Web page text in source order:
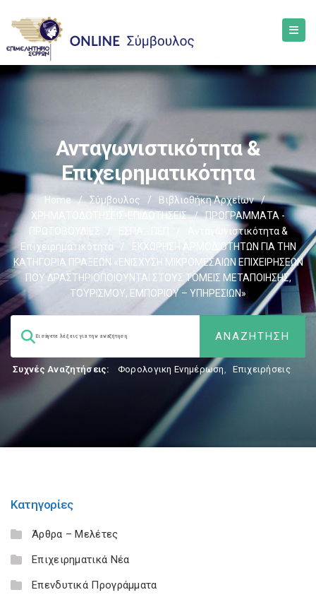
Ανταγωνιστικότητα &
Επιχειρηματικότητα
Home / Σύμβουλος / Βιβλιοθήκη Αρχείων
/
ΧΡΗΜΑΤΟΔΟΤΗΣΕΙΣ-ΕΠΙΔΟΤΗΣΕΙΣ
/
ΠΡΟΓΡΑΜΜΑΤΑ -
ΠΡΩΤΟΒΟΥΛΙΕΣ
ΕΣΠΑ - ΠΕΠ
Ανταγωνιστικότητα &
Επιχειρηματικότητα
/
ΕΚΧΩΡΗΣΗ ΑΡΜΟΔΙΟΤΗΤΩΝ ΓΙΑ ΤΗΝ
ΚΑΤΗΓΟΡΙΑ ΠΡΑΞΕΩΝ «ΕΝΙΣΧΥΣΗ ΜΙΚΡΟΜΕΣΑΙΩΝ ΕΠΙΧΕΙΡΗΣΕΩΝ
ΠΟΥ ΔΡΑΣΤΗΡΙΟΠΟΙΟΥΝΤΑΙ ΣΤΟΥΣ ΤΟΜΕΙΣ ΜΕΤΑΠΟΙΗΣΗΣ,
ΤΟΥΡΙΣΜΟΥ, ΕΜΠΟΡΙΟΥ – ΥΠΗΡΕΣΙΩΝ»
Συχνές Αναζητήσεις: Φορολογικη Ενημέρωση, Επιχειρήσεις
Κατηγορίες
Άρθρα – Μελέτες
Επιχειρηματικά Νέα
Επενδυτικά Προγράμματα